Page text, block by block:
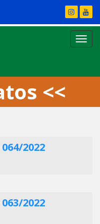
<<
2022
2022